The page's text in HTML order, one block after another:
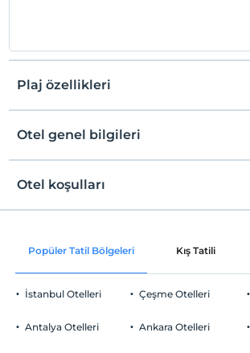
Plaj özellikleri
Plaja 5 km mesafededir
Otel genel bilgileri
Ortak alanlar ve tüm odalar
Otel koşulları
Check/in
Check/out
En geç saat 11:00 ve öncesi
Evcil Hayvan
Popüler Tatil Bölgeleri Kış Tatili
İstanbul Otelleri
Antalya Otelleri
Çeşme Otelleri
Ankara Otelleri